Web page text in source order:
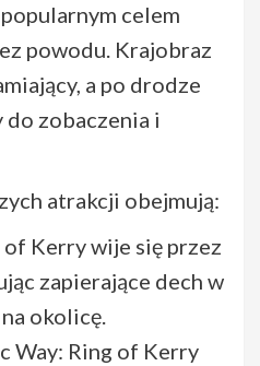
celem
powodu. Krajobraz
a po drodze
zobaczenia i
atrakcji obejmują:
Kerry wije się przez
zapierające dech w
okolicę.
Way: Ring of Kerry